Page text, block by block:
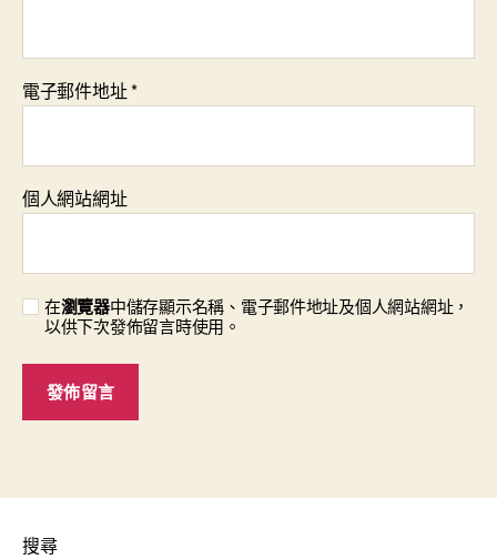
電子郵件地址*
個人網站網址
在瀏覽器中儲存顯示名稱、電子郵件地址及個人網站網址，
以供下次發佈留言時使用。
搜尋